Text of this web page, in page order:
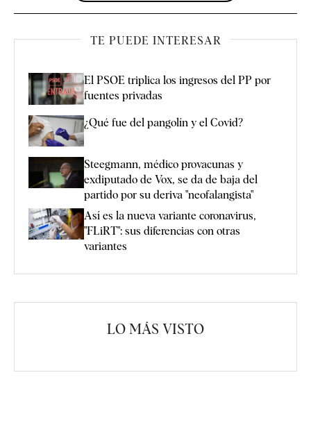
TE PUEDE INTERESAR
El PSOE triplica los ingresos del PP por
fuentes privadas
¿Qué fue del pangolín y el Covid?
Steegmann, médico provacunas y
exdiputado de Vox, se da de baja del
partido por su deriva "neofalangista"
Así es la nueva variante coronavirus,
"FLiRT": sus diferencias con otras
variantes
LO MÁS VISTO